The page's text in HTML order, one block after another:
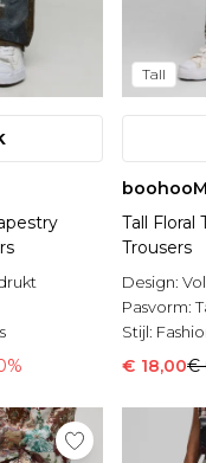
Tall
Tall Floral
Trousers
Design:
Pasvorm:
Stijl:
€ 18,00€